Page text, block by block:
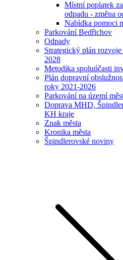
Místní poplatek
odpadu - změna
Nabídka pomoci
Parkování Bedřichov
Odpady
Strategický plán
2028
Metodika spoluúčasti
Plán dopravní
roky 2021-2026
Parkování na území
Doprava MHD,
KH kraje
Znak města
Kronika města
Špindlerovské noviny